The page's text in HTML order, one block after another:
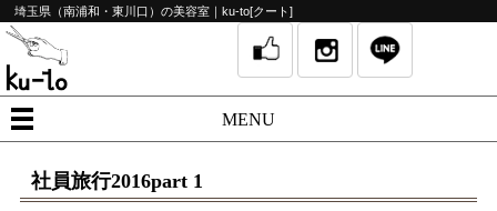
埼玉県（南浦和・東川口）の美容室｜ku-to[クート]
MENU
社員旅行2016part 1